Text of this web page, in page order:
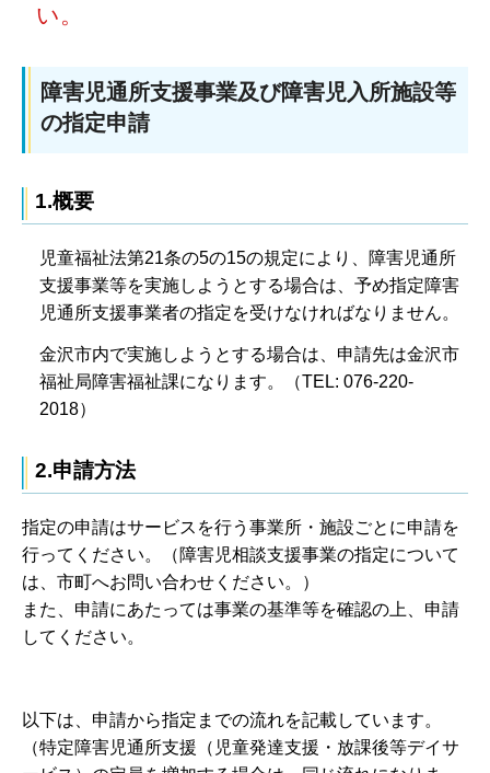
い。
障害児通所支援事業及び障害児入所施設等
の指定申請
1.概要
児童福祉法第21条の5の15の規定により、障害児通所
支援事業等を実施しようとする場合は、予め指定障害
児通所支援事業者の指定を受けなければなりません。
金沢市内で実施しようとする場合は、申請先は金沢市
福祉局障害福祉課になります。（TEL: 076-220-
2018）
2.申請方法
指定の申請はサービスを行う事業所・施設ごとに申請を
行ってください。（障害児相談支援事業の指定について
は、市町へお問い合わせください。）
また、申請にあたっては事業の基準等を確認の上、申請
してください。
以下は、申請から指定までの流れを記載しています。
（特定障害児通所支援（児童発達支援・放課後等デイサ